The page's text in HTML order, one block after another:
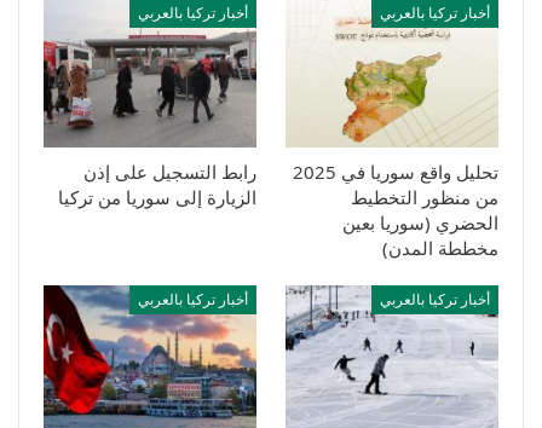
أخبار تركيا بالعربي
تحليل واقع سوريا في 2025
من منظور التخطيط
الحضري (سوريا بعين
مخططة المدن)
أخبار تركيا بالعربي
رابط التسجيل على إذن
الزيارة إلى سوريا من تركيا
أخبار تركيا بالعربي أخبار تركيا بالعربي